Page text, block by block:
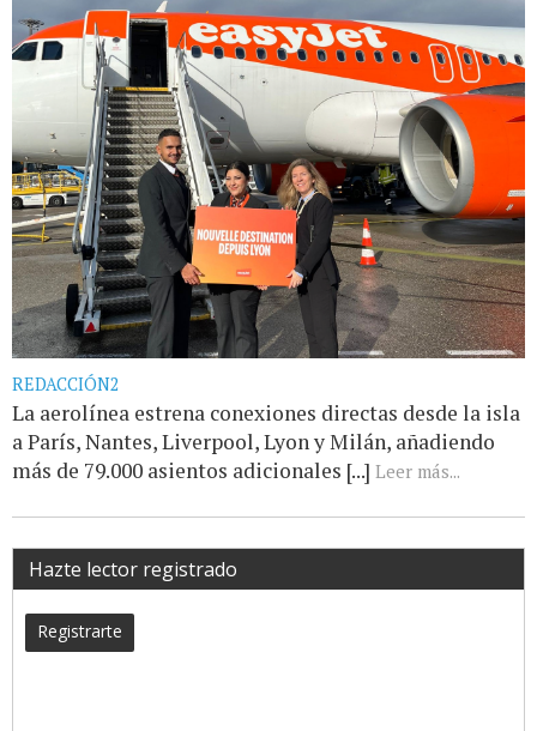
REDACCIÓN2
La aerolínea estrena conexiones directas desde la isla
a París, Nantes, Liverpool, Lyon y Milán, añadiendo
más de 79.000 asientos adicionales [...] Leer más...
Hazte lector registrado
Registrarte